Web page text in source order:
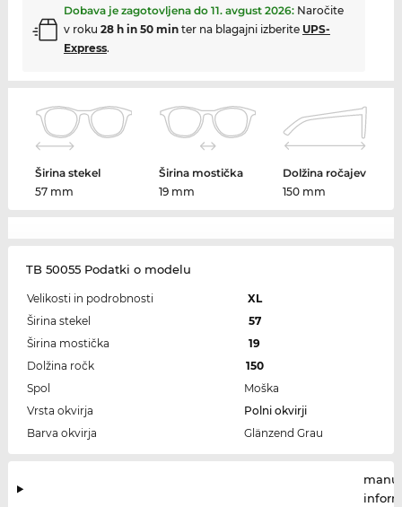
Dobava je zagotovljena do 11. avgust 2026: Naročite
v roku 28 h in 50 minter na blagajni izberite UPS-
Express.
Širina stekel
57 mm
Širina mostička
19 mm
Dolžina ročajev
150 mm
TB 50055 Podatki o modelu
Velikosti in podrobnosti
XL
Širina stekel
57
Širina mostička
19
Dolžina ročk
150
Spol
Moška
Vrsta okvirja
Polni okvirji
Barva okvirja
Glänzend Grau